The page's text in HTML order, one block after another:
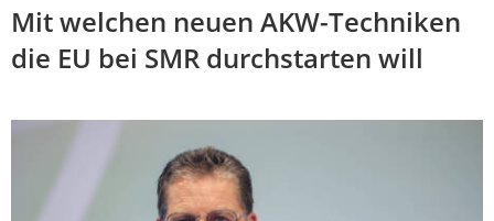
Mit welchen neuen AKW-Techniken
die EU bei SMR durchstarten will